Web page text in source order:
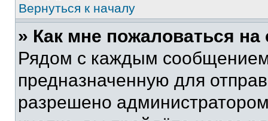
Вернуться к началу
» Как мне пожаловаться
Рядом с каждым сообщением
предназначенную для
разрешено